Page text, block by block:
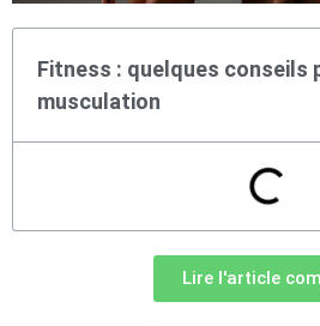
Fitness : quelques conseils
musculation
Lire l'article